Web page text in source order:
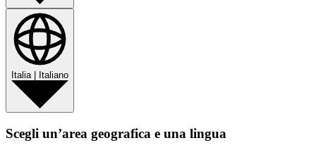
Italia Italiano
Scegli un’area geografica e una lingua